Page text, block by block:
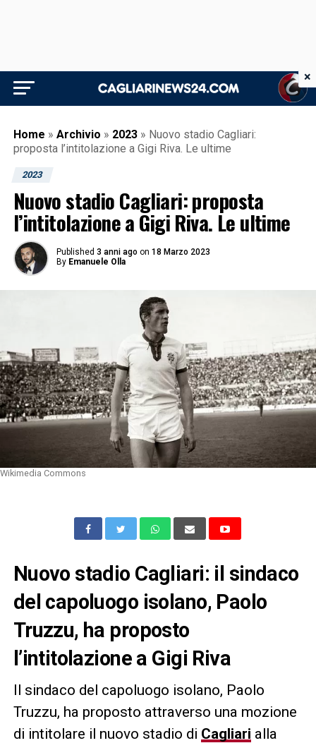
Home » Archivio » 2023 » Nuovo stadio Cagliari:
proposta l’intitolazione a Gigi Riva. Le ultime
2023
Nuovo stadio Cagliari: proposta
l’intitolazione a Gigi Riva. Le ultime
Published 3 anni ago on 18 Marzo 2023
By Emanuele Olla
Wikimedia Commons
Nuovo stadio Cagliari: il sindaco
del capoluogo isolano, Paolo
Truzzu, ha proposto
l’intitolazione a Gigi Riva
Il sindaco del capoluogo isolano, Paolo
Truzzu, ha proposto attraverso una mozione
di intitolare il nuovo stadio di Cagliari alla
×